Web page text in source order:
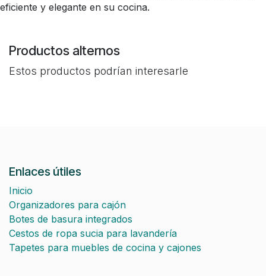
eficiente y elegante en su cocina.
Productos alternos
Estos productos podrían interesarle
Enlaces útiles
Inicio
Organizadores para cajón
Botes de basura integrados
Cestos de ropa sucia para lavandería
Tapetes para muebles de cocina y cajones